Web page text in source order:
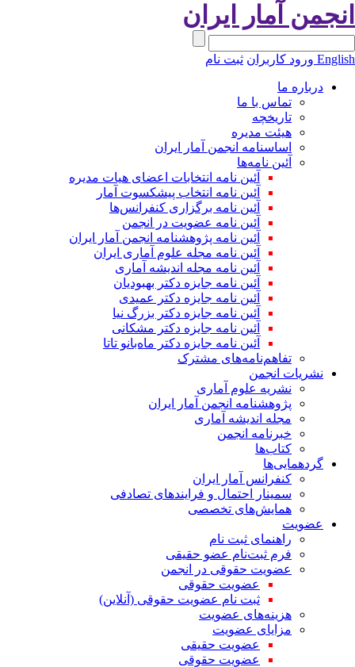
آمار ایران
ورود کاربران ثبت نام
درباره ما
تماس با ما
تاریخچه
هیئت مدیره
اساسنامه انجمن آمار ایران
آئین نامه‌ها
آئین نامه انتخابات اعضای هیات مدیره
آئین نامه انتخاب پیشکسوت آمار
آئین نامه برگزاری کنفرانس‌ها
آئین نامه عضویت در انجمن
آئین نامه پژوهشنامه انجمن آمار ایران
آئین نامه مجله علوم آماری ایران
آئین نامه مجله اندیشه آماری
آئین‌ نامه جایزه دکتر بهبودیان
آئین نامه جایزه دکتر عمیدی
آئین نامه جایزه دکتر بزرگ نیا
آئین نامه جایزه دکتر مشکانی
آئین نامه جایزه دکتر ماه‌بانو تاتا
تفاهم‌نامه‌های مشترک
نشریات انجمن
نشریه علوم آماری
پژوهشنامه انجمن آمار ایران
مجله اندیشه آماری
خبرنامه انجمن
کتاب‌ها
گردهمایی‌ها
کنفرانس آمار ایران
سمینار احتمال و فرایندهای تصادفی
همایش‌های تخصصی
عضویت
راهنمای ثبت نام
فرم ثبت‌نام عضو حقیقی
عضویت حقوقی در انجمن
عضویت حقوقی
ثبت نام عضویت حقوقی (آنلاین)
هزینه‌های عضویت
مزایای عضویت
عضویت حقیقی
عضویت حقوقی